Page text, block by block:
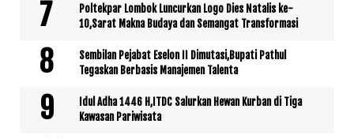
Poltekpar Lombok Luncurkan Logo Dies Natalis ke-
10,Sarat Makna Budaya dan Semangat Transformasi
Sembilan Pejabat Eselon II Dimutasi,Bupati Pathul
Tegaskan Berbasis Manajemen Talenta
Idul Adha 1446 H,ITDC Salurkan Hewan Kurban di Tiga
Kawasan Pariwisata